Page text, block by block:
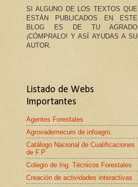
SI ALGUNO DE LOS TEXTOS QUE
ESTÁN PUBLICADOS EN ESTE
BLOG ES DE TU AGRADO
¡CÓMPRALO! Y ASÍ AYUDAS A SU
AUTOR.
Listado de Webs
Importantes
Agentes Forestales
Agrovademecum de infoagro.
Catálogo Nacional de Cualificaciones
de F.P
Colegio de Ing. Técnicos Forestales
Creación de actividades interactivas